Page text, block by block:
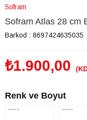
Sofram
Sofram Atlas 28 cm
Barkod : 8697424635035
₺1.900,00
Renk ve Boyut